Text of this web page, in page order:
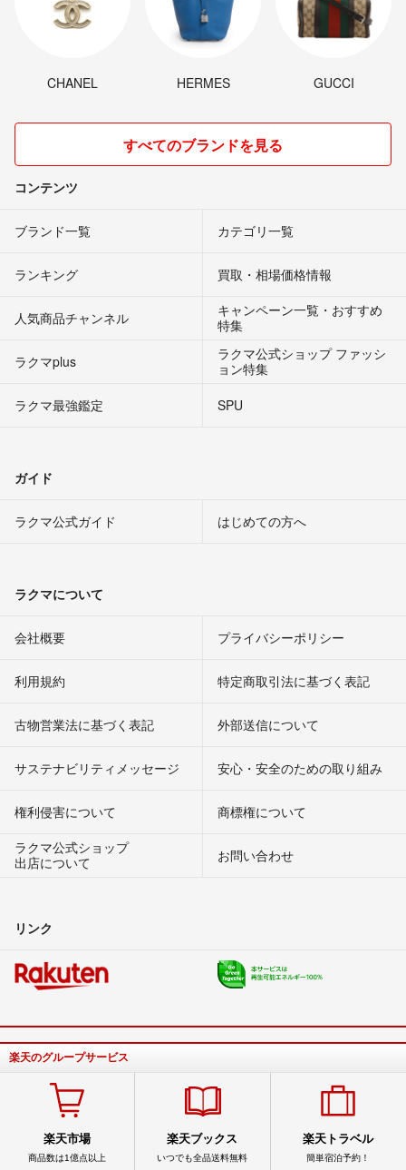
CHANEL HERMES GUCCI
すべてのブランドを見る
コンテンツ
ブランド一覧 カテゴリ一覧
ランキング 買取・相場価格情報
人気商品チャンネル
キャンペーン一覧・おすすめ
特集
ラクマplus
ラクマ公式ショップ ファッシ
ョン特集
ラクマ最強鑑定
SPU
ガイド
ラクマ公式ガイド はじめての方へ
ラクマについて
会社概要 プライバシーポリシー
利用規約 特定商取引法に基づく表記
古物営業法に基づく表記 外部送信について
サステナビリティメッセージ 安心・安全のための取り組み
権利侵害について
商標権について
ラクマ公式ショップ
出店について
お問い合わせ
リンク
楽天のグループサービス
楽天市場
商品数は1億点以上
楽天ブックス
いつでも全品送料無料
楽天トラベル
簡単宿泊予約！